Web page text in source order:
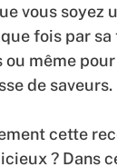
vous soyez
fois par
ou même
de saveurs.
cette
? Dans